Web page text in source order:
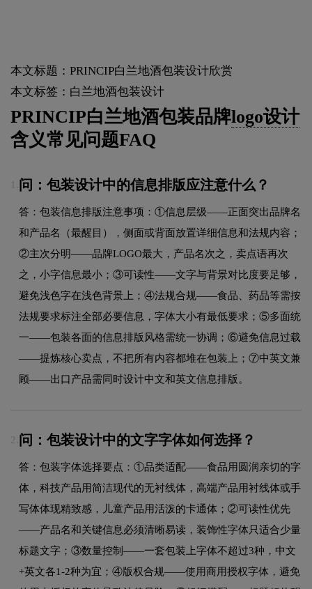
本文标题：PRINCIP白兰地酒包装设计欣赏
本文标签：白兰地酒包装设计
PRINCIP白兰地酒包装品牌logo设计
含义常见问题FAQ
问：包装设计中的信息排版应注意什么？
答：包装信息排版注意事项：①信息层级——正面突出品牌名
和产品名（最醒目），侧面或背面放置详细信息和法规内容；
②主次分明——品牌LOGO最大，产品名次之，卖点语再次
之，小字信息最小；③可读性——文字与背景对比度要足够，
避免浅色字在浅色背景上；④法规合规——食品、药品等需按
法规要求标注全部必要信息，字体大小有最低要求；⑤多面统
一——包装各面的信息排版风格需统一协调；⑥避免信息过载
——提炼核心卖点，不把所有内容都堆在包装上；⑦中英文兼
顾——出口产品需同时设计中文和英文信息排版。
2. 问：包装设计中的文字字体如何选择？
答：包装字体选择要点：①品类适配——食品用圆润亲切的字
体，科技产品用简洁现代的无衬线体，高端产品用衬线体或手
写体体现精致感，儿童产品用活泼的卡通体；②可读性优先
——产品名和关键信息必须清晰易读，装饰性字体只适合少量
标题文字；③数量控制——一套包装上字体不超过3种，中文
+英文各1-2种为宜；④版权合规——使用商用授权字体，避免